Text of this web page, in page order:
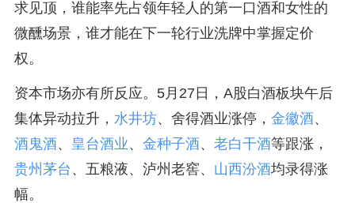
求见顶，谁能率先占领年轻人的第一口酒和女性的
微醺场景，谁才能在下一轮行业洗牌中掌握定价
权。
资本市场亦有所反应。5月27日，A股白酒板块午后
集体异动拉升， 水井坊、舍得酒业涨停， 金徽酒、
酒鬼酒、 皇台酒业、 金种子酒、 老白干酒等跟涨，
贵州茅台 、五粮液、泸州老窖、 山西汾酒均录得涨
幅。